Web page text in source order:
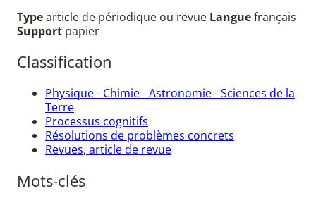
Typearticle de périodique ou revue Languefrançais
Support papier
Classification
Physique - Chimie - Astronomie - Sciences de la
Terre
Processus cognitifs
Résolutions de problèmes concrets
Revues, article de revue
Mots-clés